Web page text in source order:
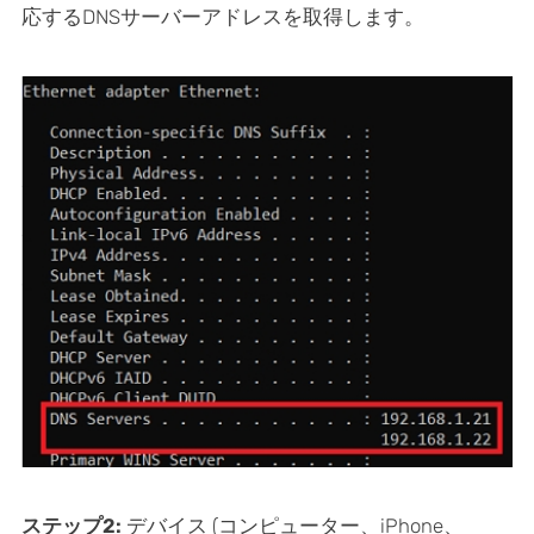
応するDNSサーバーアドレスを取得します。
ステップ2: デバイス (コンピューター、iPhone、